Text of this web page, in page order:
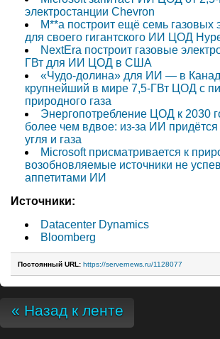
электростанции Chevron
M**a построит ещё семь газовых
для своего гигантского ИИ ЦОД
NextEra построит газовые
ГВт для ИИ ЦОД в США
«Чудо-долина» для ИИ — в
крупнейший в мире 7,5-ГВт ЦОД с
природного газа
Энергопотребление ЦОД к 2030
более чем вдвое: из-за ИИ
угля и газа
Microsoft присматривается к
возобновляемые источники не
аппетитами ИИ
Источники:
Datacenter Dynamics
Bloomberg
Постоянный URL: https://servernews.ru/1128077
« Назад к ленте